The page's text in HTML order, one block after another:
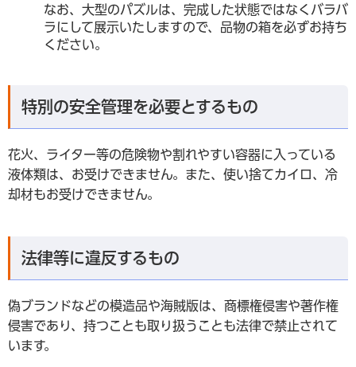
なお、大型のパズルは、完成した状態ではなくバラバ
ラにして展示いたしますので、品物の箱を必ずお持ち
ください。
特別の安全管理を必要とするもの
花火、ライター等の危険物や割れやすい容器に入っている
液体類は、お受けできません。また、使い捨てカイロ、冷
却材もお受けできません。
法律等に違反するもの
偽ブランドなどの模造品や海賊版は、商標権侵害や著作権
侵害であり、持つことも取り扱うことも法律で禁止されて
います。